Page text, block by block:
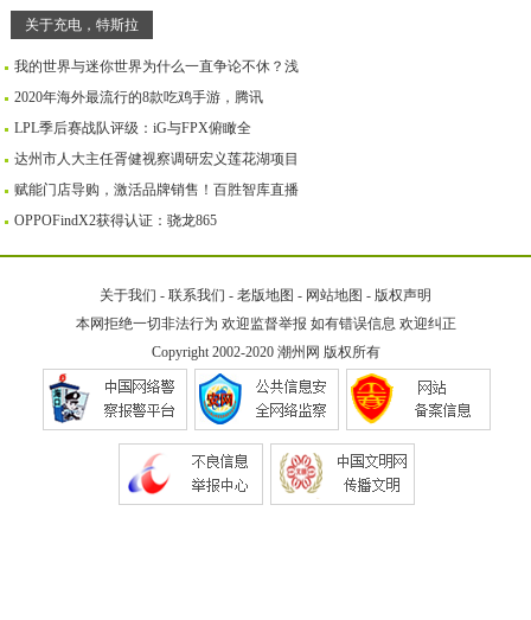
关于充电，特斯拉
我的世界与迷你世界为什么一直争论不休？浅
2020年海外最流行的8款吃鸡手游，腾讯
LPL季后赛战队评级：iG与FPX俯瞰全
达州市人大主任胥健视察调研宏义莲花湖项目
赋能门店导购，激活品牌销售！百胜智库直播
OPPOFindX2获得认证：骁龙865
关于我们 - 联系我们 - 老版地图 - 网站地图 - 版权声明
本网拒绝一切非法行为 欢迎监督举报 如有错误信息 欢迎纠正
Copyright 2002-2020 潮州网 版权所有